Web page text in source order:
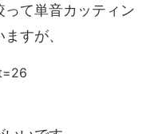
て単音カッティン
すが、